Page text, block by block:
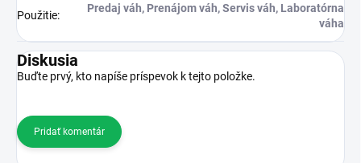
Použitie:
Predaj váh, Prenájom váh, Servis váh, Laboratórna
váha
Diskusia
Buďte prvý, kto napíše príspevok k tejto položke.
Pridať komentár